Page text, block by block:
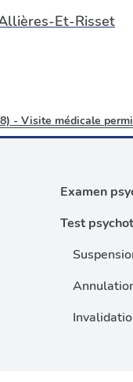
Et-Risset
- Visite médicale
Examen
Test